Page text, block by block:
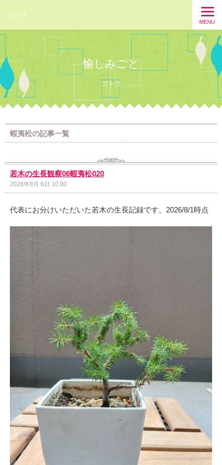
ゴトウ2
MENU
愉しみごと
ゴトウ
蝦夷松の記事一覧
若木の生長観察06蝦夷松020
2026年8月 6日 10:00
代表にお分けいただいた若木の生長記録です。2026/8/1時点